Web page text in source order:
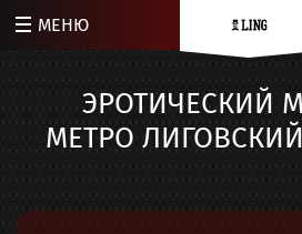
МЕНЮ
ЭРОТИЧЕСКИЙ
МЕТРО